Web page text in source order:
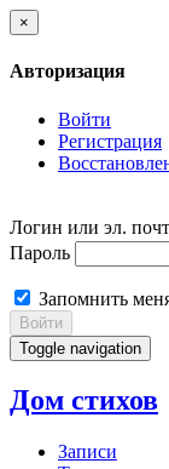
×
Авторизация
Войти
Регистрация
Логин или эл.
Пароль
Запомнить
Войти
Toggle navigation
Дом стихов
Записи